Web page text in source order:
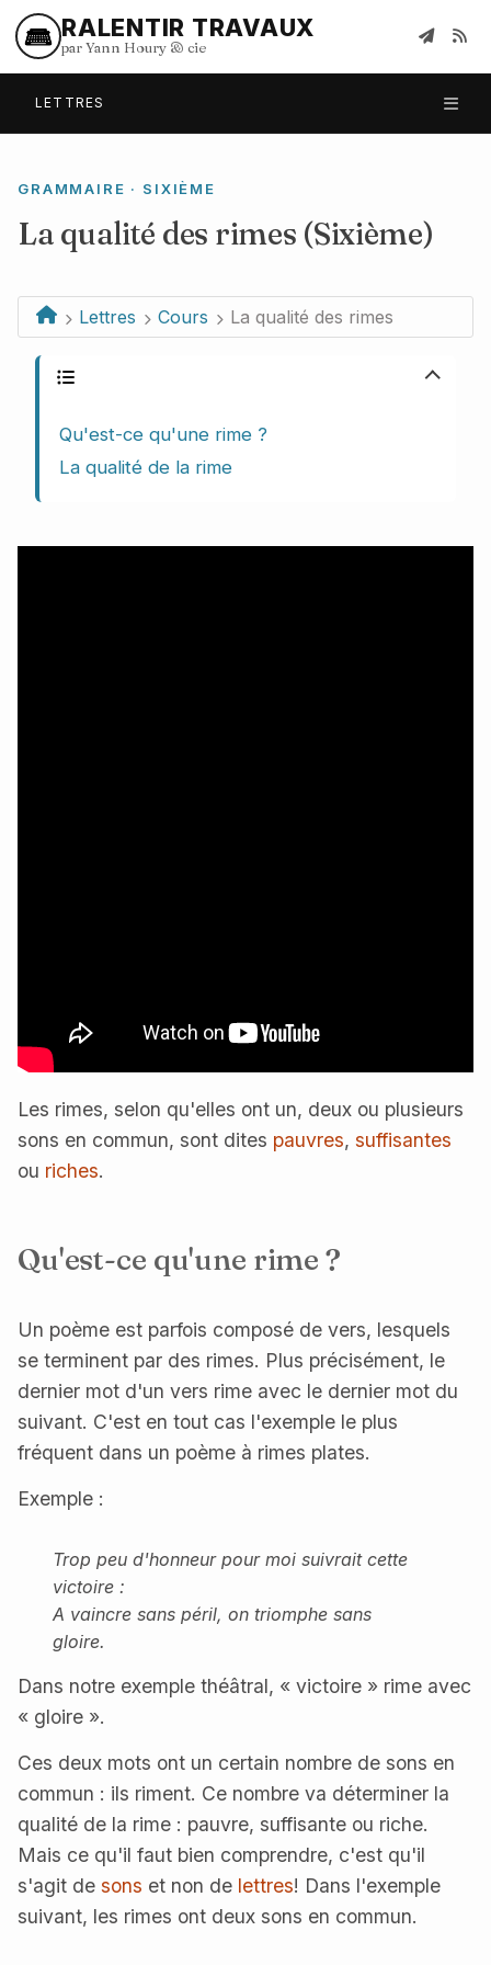
RALENTIR TRAVAUX
par Yann Houry & cie
LETTRES
GRAMMAIRE · SIXIÈME
La qualité des rimes (Sixième)
Lettres Cours La qualité des rimes
Plan du cours
Qu'est-ce qu'une rime ?
La qualité de la rime
Les rimes, selon qu'elles ont un, deux ou plusieurs
sons en commun, sont dites pauvres, suffisantes
ou riches.
Qu'est-ce qu'une rime ?
Un poème est parfois composé de vers, lesquels
se terminent par des rimes. Plus précisément, le
dernier mot d'un vers rime avec le dernier mot du
suivant. C'est en tout cas l'exemple le plus
fréquent dans un poème à rimes plates.
Exemple :
Trop peu d'honneur pour moi suivrait cette
victoire :
A vaincre sans péril, on triomphe sans
gloire.
Dans notre exemple théâtral, « victoire » rime avec
« gloire ».
Ces deux mots ont un certain nombre de sons en
commun : ils riment. Ce nombre va déterminer la
qualité de la rime : pauvre, suffisante ou riche.
Mais ce qu'il faut bien comprendre, c'est qu'il
s'agit de sons et non de lettres! Dans l'exemple
suivant, les rimes ont deux sons en commun.